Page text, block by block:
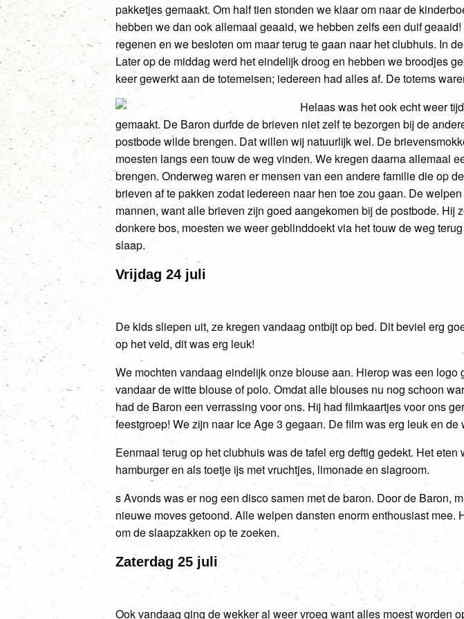
pakketjes gemaakt. Om half tien stonden we klaar om naar de
hebben we dan ook allemaal geaaid, we hebben zelfs een duif
regenen en we besloten om maar terug te gaan naar het clubhuis. In
Later op de middag werd het eindelijk droog en hebben we broodjes
keer gewerkt aan de totemeisen; iedereen had alles af. De totems
Helaas was het ook echt weer
gemaakt. De Baron durfde de brieven niet zelf te bezorgen bij de
postbode wilde brengen. Dat willen wij natuurlijk wel. De
moesten langs een touw de weg vinden. We kregen daarna allemaal
brengen. Onderweg waren er mensen van een andere familie die op
brieven af te pakken zodat iedereen naar hen toe zou gaan. De
mannen, want alle brieven zijn goed aangekomen bij de postbode.
donkere bos, moesten we weer geblinddoekt via het touw de weg
slaap.
Vrijdag 24 juli
De kids sliepen uit, ze kregen vandaag ontbijt op bed. Dit beviel erg
op het veld, dit was erg leuk!
We mochten vandaag eindelijk onze blouse aan. Hierop was een
vandaar de witte blouse of polo. Omdat alle blouses nu nog schoon
had de Baron een verrassing voor ons. Hij had filmkaartjes voor ons
feestgroep! We zijn naar Ice Age 3 gegaan. De film was erg leuk en
Eenmaal terug op het clubhuis was de tafel erg deftig gedekt. Het
hamburger en als toetje ijs met vruchtjes, limonade en slagroom.
s Avonds was er nog een disco samen met de baron. Door de
nieuwe moves getoond. Alle welpen dansten enorm enthousiast
om de slaapzakken op te zoeken.
Zaterdag 25 juli
Ook vandaag ging de wekker al weer vroeg want alles moest worden